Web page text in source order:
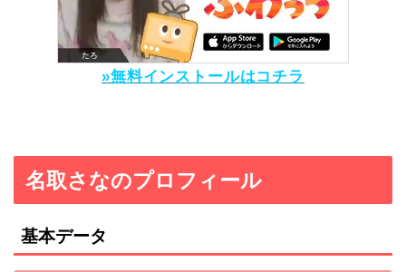
»無料インストールはコチラ
名取さなのプロフィール
基本データ